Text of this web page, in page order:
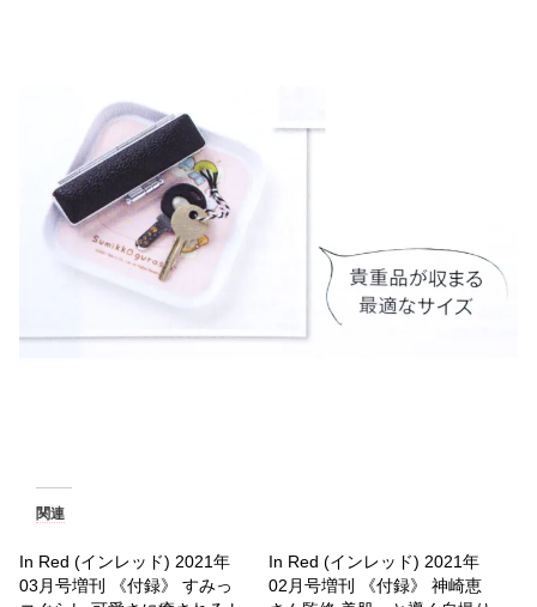
関連
In Red (インレッド) 2021年
03月号増刊 《付録》 すみっ
In Red (インレッド) 2021年
02月号増刊 《付録》 神崎恵